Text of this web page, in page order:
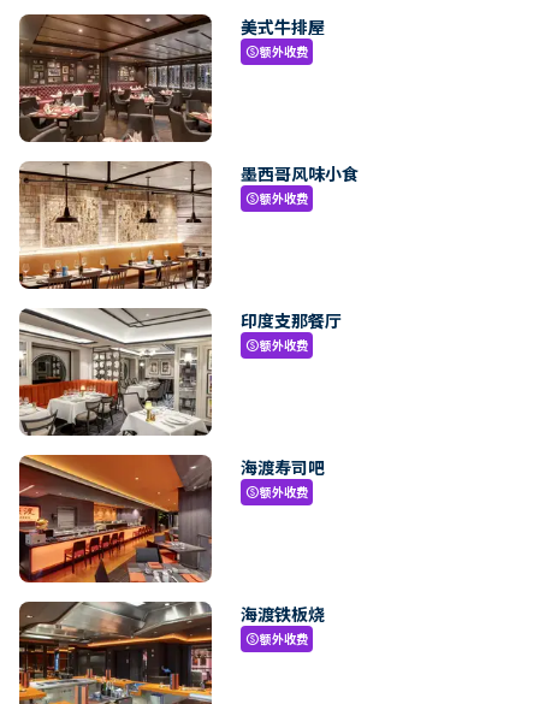
美式牛排屋
paid额外收费
墨西哥风味小食
paid额外收费
印度支那餐厅
paid额外收费
海渡寿司吧
paid额外收费
海渡铁板烧
paid额外收费